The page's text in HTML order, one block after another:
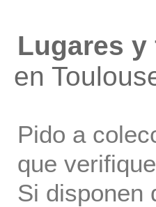
Lugares y
en
Pido a
que
Si disponen